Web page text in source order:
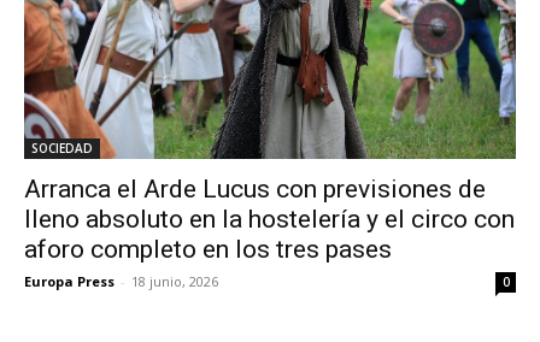
SOCIEDAD
Arranca el Arde Lucus con previsiones de
lleno absoluto en la hostelería y el circo con
aforo completo en los tres pases
Europa Press - 18 junio, 2026 0